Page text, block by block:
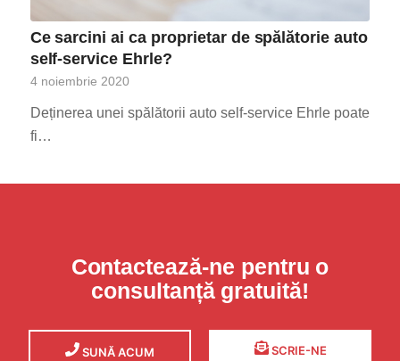
Ce sarcini ai ca proprietar de spălătorie auto
self-service Ehrle?
4 noiembrie 2020
Deținerea unei spălătorii auto self-service Ehrle poate
fi…
Contactează-ne pentru o
consultanță gratuită!
SUNĂ ACUM SCRIE-NE